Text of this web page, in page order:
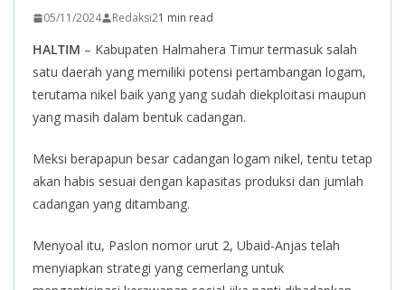
05/11/2024 Redaksi21 min read
HALTIM – Kabupaten Halmahera Timur termasuk salah
satu daerah yang memiliki potensi pertambangan logam,
terutama nikel baik yang yang sudah diekploitasi maupun
yang masih dalam bentuk cadangan.
Meksi berapapun besar cadangan logam nikel, tentu tetap
akan habis sesuai dengan kapasitas produksi dan jumlah
cadangan yang ditambang.
Menyoal itu, Paslon nomor urut 2, Ubaid-Anjas telah
menyiapkan strategi yang cemerlang untuk